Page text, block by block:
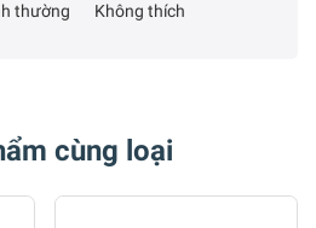
thường Không thích
cùng loại